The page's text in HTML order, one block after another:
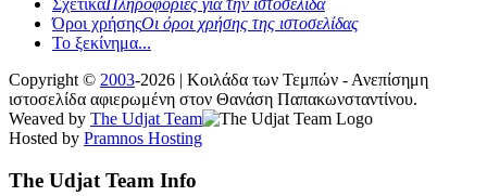
Όροι χρήσηςΟι όροι χρήσης της ιστοσελίδας
Το ξεκίνημα...
Copyright © 2003-2026 | Κοιλάδα των Τεμπών - Ανεπίσημη
ιστοσελίδα αφιερωμένη στον Θανάση Παπακωνσταντίνου.
Weaved by The Udjat Team
Hosted by Pramnos Hosting
The Udjat Team Info